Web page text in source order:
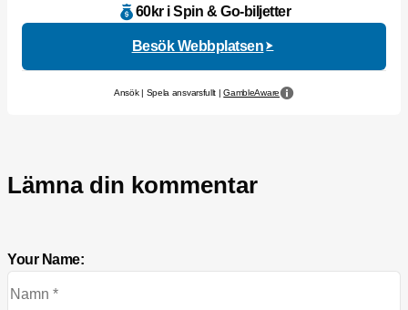
60kr i Spin & Go-biljetter
Besök Webbplatsen
Ansök | Spela ansvarsfullt |GambleAware
Lämna din kommentar
Your Name: